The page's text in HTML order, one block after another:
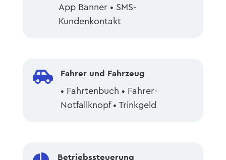
App Banner • SMS-
Kundenkontakt
 Fahrer und Fahrzeug
• Fahrtenbuch • Fahrer-
Notfallknopf • Trinkgeld
Betriebssteuerung